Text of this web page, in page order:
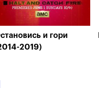
и гори
2019)